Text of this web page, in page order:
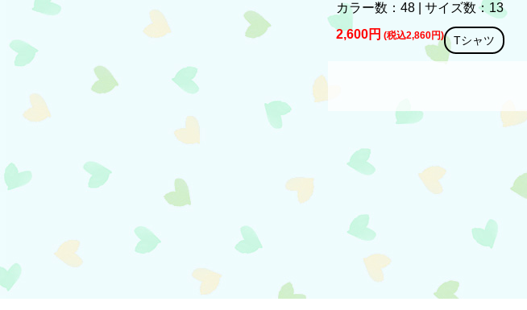
カラー数：48 | サイズ数：13
Tシャツ
2,600円 (税込2,860円)